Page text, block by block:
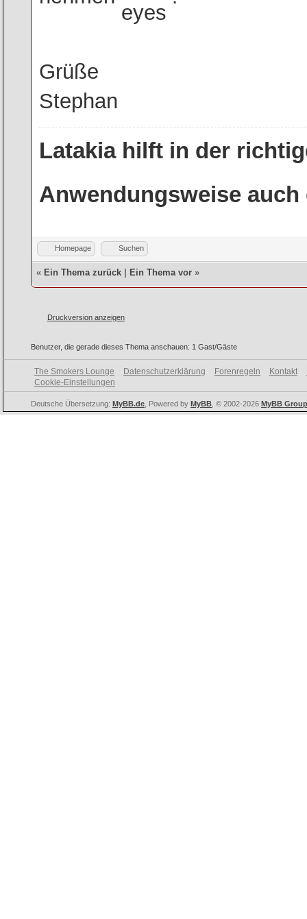
Grüße
Stephan
Latakia hilft in der
Anwendungsweise auch
Homepage Suchen
« Ein Thema zurück Ein Thema vor »
Druckversion anzeigen
Benutzer, die gerade dieses Thema anschauen: 1 Gast/Gäste
The Smokers Lounge Datenschutzerklärung Forenregeln Kontakt
Cookie-Einstellungen
Deutsche Übersetzung: MyBB.de , Powered by MyBB , © 2002-2026 MyBB Group